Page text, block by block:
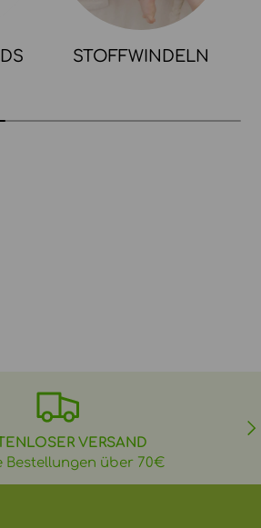
STOFFWINDELN
VERSAND
Bestellungen über 70€